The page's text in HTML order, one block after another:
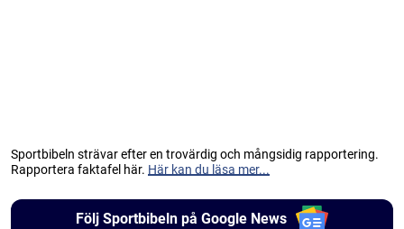
Sportbibeln strävar efter en trovärdig och mångsidig rapportering.
Rapportera faktafel här. Här kan du läsa mer...
Följ Sportbibeln på Google News